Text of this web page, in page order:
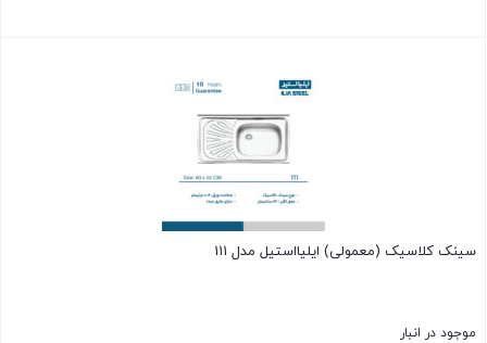
سینک کلاسیک (معمولی) ایلیااستیل مدل 111
موجود در انبار